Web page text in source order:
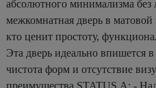
абсолютного минимализма без
межкомнатная дверь в
кто ценит простоту,
Эта дверь идеально впишется
чистота форм и отсутствие
преимущества STATUS А: -